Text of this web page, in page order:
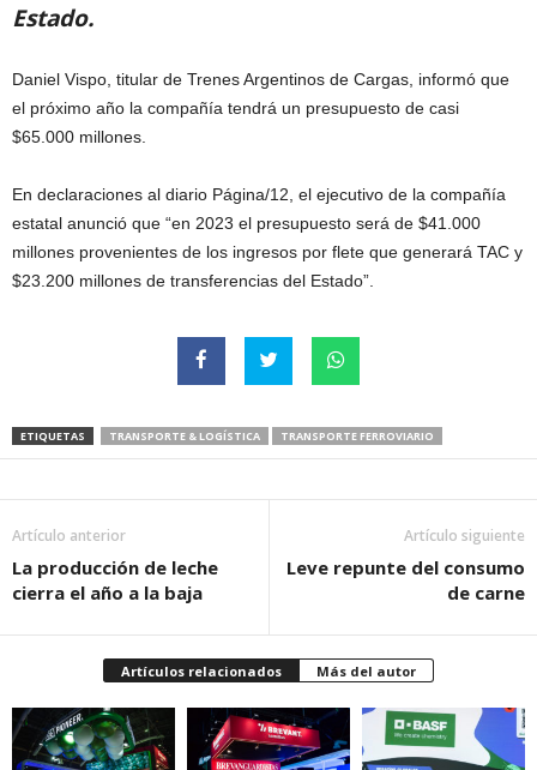
Estado.
Daniel Vispo, titular de Trenes Argentinos de Cargas, informó que
el próximo año la compañía tendrá un presupuesto de casi
$65.000 millones.
En declaraciones al diario Página/12, el ejecutivo de la compañía
estatal anunció que “en 2023 el presupuesto será de $41.000
millones provenientes de los ingresos por flete que generará TAC y
$23.200 millones de transferencias del Estado”.
ETIQUETAS TRANSPORTE & LOGÍSTICA TRANSPORTE FERROVIARIO
Artículo anterior
La producción de leche
cierra el año a la baja
Artículo siguiente
Leve repunte del consumo
de carne
Artículos relacionados Más del autor